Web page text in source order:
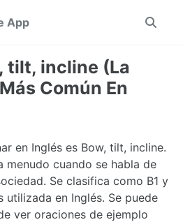
App
Toggle
tilt, incline (La
Común En
en Inglés es Bow, tilt, incline.
menudo cuando se habla de
Se clasifica como B1 y
utilizada en Inglés. Se puede
ver oraciones de ejemplo